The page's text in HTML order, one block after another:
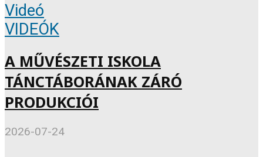
Videó
VIDEÓK
A MŰVÉSZETI ISKOLA
TÁNCTÁBORÁNAK ZÁRÓ
PRODUKCIÓI
2026-07-24